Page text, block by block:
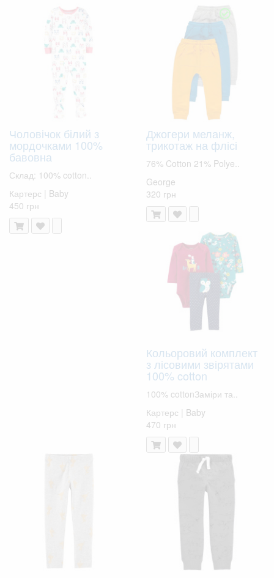
Чоловічок білий з
мордочками 100%
бавовна
Склад: 100% cotton..
Картерс | Baby
450 грн
Джогери меланж,
трикотаж на флісі
76% Cotton 21% Polye..
George
320 грн
Кольоровий комплект
з лісовими звірятами
100% cotton
100% cottonЗаміри та..
Картерс | Baby
470 грн